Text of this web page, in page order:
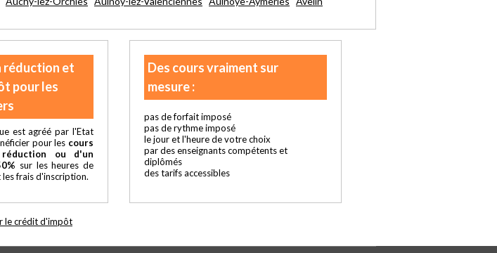
réduction et
pour les
est agréé par l'Etat
pour les cours
réduction ou d'un
sur les heures de
frais d'inscription.
le crédit d'impôt
Des cours vraiment sur
mesure :
pas de forfait imposé
pas de rythme imposé
le jour et l'heure de votre choix
par des enseignants compétents et
diplômés
des tarifs accessibles